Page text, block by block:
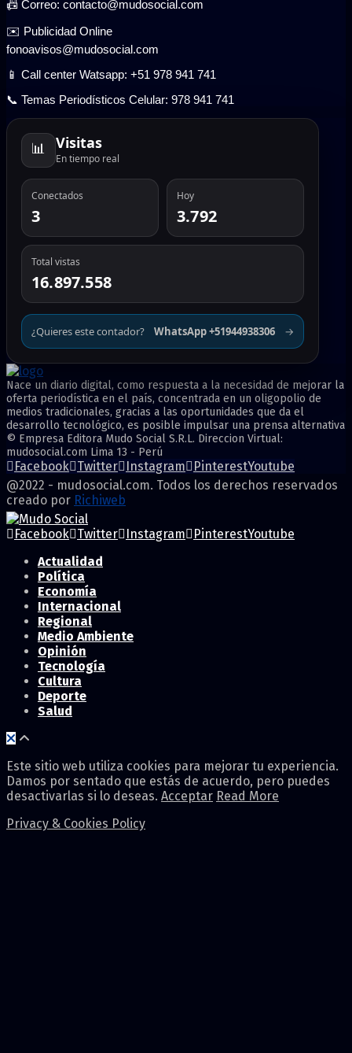
📠 Correo: contacto@mudosocial.com
✉️ Publicidad Online
fonoavisos@mudosocial.com
📱 Call center Watsapp: +51 978 941 741
📞 Temas Periodísticos Celular: 978 941 741
📊 Visitas
En tiempo real
Conectados
3
Hoy
3.792
Total vistas
16.897.558
¿Quieres este contador? WhatsApp +51944938306 →
Nace un diario digital, como respuesta a la necesidad de mejorar la
oferta periodística en el país, concentrada en un oligopolio de
medios tradicionales, gracias a las oportunidades que da el
desarrollo tecnológico, es posible impulsar una prensa alternativa
© Empresa Editora Mudo Social S.R.L. Direccion Virtual:
mudosocial.com Lima 13 - Perú
Facebook Twitter Instagram PinterestYoutube
@2022 - mudosocial.com. Todos los derechos reservados
creado por Richiweb
Facebook Twitter Instagram PinterestYoutube
Actualidad
Política
Economía
Internacional
Regional
Medio Ambiente
Opinión
Tecnología
Cultura
Deporte
Salud
Este sitio web utiliza cookies para mejorar tu experiencia.
Damos por sentado que estás de acuerdo, pero puedes
desactivarlas si lo deseas. Acceptar Read More
Privacy & Cookies Policy